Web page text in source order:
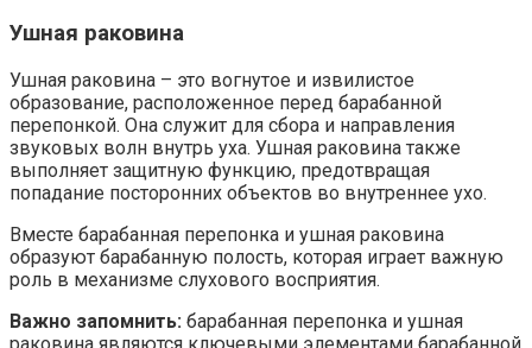
Ушная раковина
Ушная раковина – это вогнутое и извилистое
образование, расположенное перед барабанной
перепонкой. Она служит для сбора и направления
звуковых волн внутрь уха. Ушная раковина также
выполняет защитную функцию, предотвращая
попадание посторонних объектов во внутреннее ухо.
Вместе барабанная перепонка и ушная раковина
образуют барабанную полость, которая играет важную
роль в механизме слухового восприятия.
Важно запомнить: барабанная перепонка и ушная